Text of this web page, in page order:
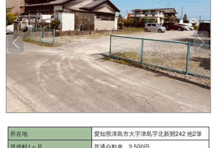
所在地
愛知県津島市大字津島字北新開242 他2筆